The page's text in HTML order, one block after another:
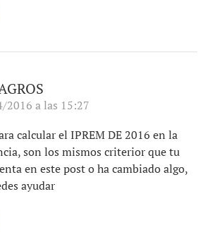
2016 a las 15:27
calcular el IPREM DE 2016 en la
son los mismos criterior que tu
en este post o ha cambiado algo,
ayudar